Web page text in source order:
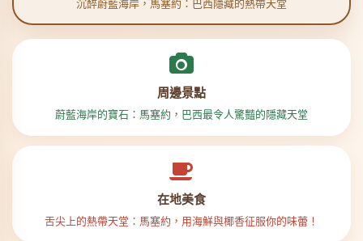
沉醉蔚藍海岸，馬塞約：巴西隱藏的熱帶天堂
周邊景點
蔚藍海岸的寶石：馬塞約，巴西最令人驚豔的隱藏天堂
在地美食
舌尖上的熱帶天堂：馬塞約，用海鮮與椰香征服你的味蕾！